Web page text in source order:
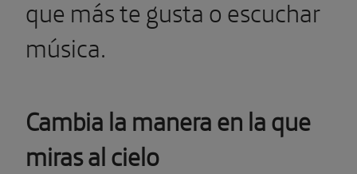
que más te gusta o escuchar
música.
Cambia la manera en la que
miras al cielo